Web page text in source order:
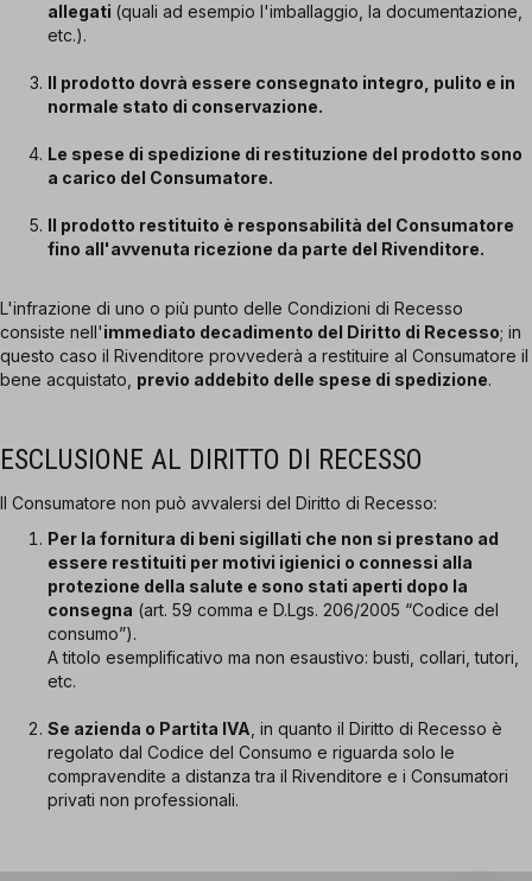
allegati (quali ad esempio l'imballaggio, la documentazione,
etc.).
Il prodotto dovrà essere consegnato integro, pulito e in
normale stato di conservazione.
Le spese di spedizione di restituzione del prodotto sono
a carico del Consumatore.
Il prodotto restituito è responsabilità del Consumatore
fino all'avvenuta ricezione da parte del Rivenditore.
L'infrazione di uno o più punto delle Condizioni di Recesso
consiste nell'immediato decadimento del Diritto di Recesso; in
questo caso il Rivenditore provvederà a restituire al Consumatore il
bene acquistato, previo addebito delle spese di spedizione.
ESCLUSIONE AL DIRITTO DI RECESSO
Il Consumatore non può avvalersi del Diritto di Recesso:
Per la fornitura di beni sigillati che non si prestano ad
essere restituiti per motivi igienici o connessi alla
protezione della salute e sono stati aperti dopo la
consegna (art. 59 comma e D.Lgs. 206/2005 “Codice del
consumo”).
A titolo esemplificativo ma non esaustivo: busti, collari, tutori,
etc.
Se azienda o Partita IVA , in quanto il Diritto di Recesso è
regolato dal Codice del Consumo e riguarda solo le
compravendite a distanza tra il Rivenditore e i Consumatori
privati non professionali.